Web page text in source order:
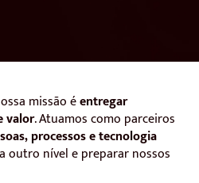
missão éentregar
valor. Atuamos como parceiros
processos e tecnologia
outro nível e preparar nossos